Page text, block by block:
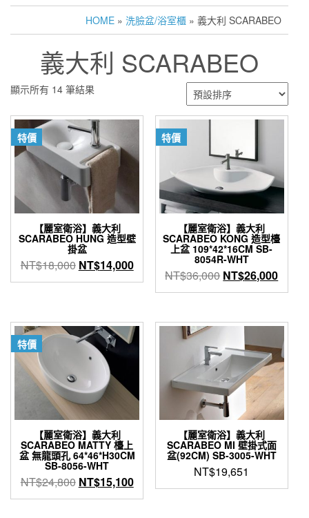
HOME » 洗臉盆/浴室櫃 » 義大利 SCARABEO
義大利 SCARABEO
顯示所有 14 筆結果
特價
【麗室衛浴】義大利
SCARABEO HUNG 造型壁
掛盆
NT$18,000 原
始
NT$18,000。
NT$14,000目
前
NT$14,000。
特價
【麗室衛浴】義大利
SCARABEO KONG 造型檯
上盆 109*42*16CM SB-
8054R-WHT
NT$36,000 原
始
格：
NT$36,000。
NT$26,000目
前
格：
特價
【麗室衛浴】義大利
SCARABEO MATTY 檯上
盆 無龍頭孔 64*46*H30CM
SB-8056-WHT
NT$24,800 原
始
NT$15,100目
前
【麗室衛浴】義大利
SCARABEO MI 壁掛式面
盆(92CM) SB-3005-WHT
NT$19,651